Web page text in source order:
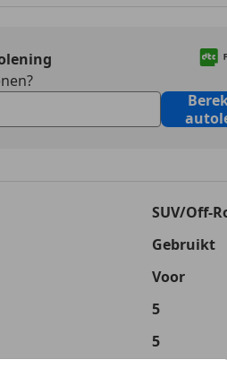
SUV/Off-
Gebruikt
Voor
5
5